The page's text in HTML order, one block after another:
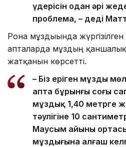
үдерісін одан әрі
проблема, – деді
Рона мұздығында
апталарда мұздың
жатқанын көрсетті.
– Біз еріген мұздың
апта бұрынғы соңғы
мұздық 1,40 метрге
тәулігіне 10
Маусым айының
мұздығына алғаш